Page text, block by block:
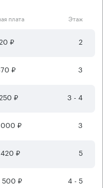
плата Этаж
₽ 2
₽ 3
₽ 3 - 4
₽ 3
₽ 5
₽ 4 - 5